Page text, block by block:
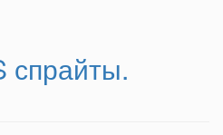
спрайты.